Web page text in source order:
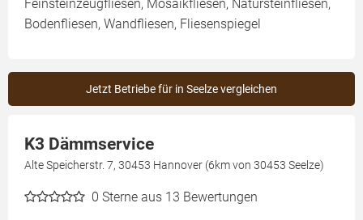
Feinsteinzeugfliesen, Mosaikfliesen, Natursteinfliesen,
Bodenfliesen, Wandfliesen, Fliesenspiegel
Jetzt Betriebe für in Seelze vergleichen
K3 Dämmservice
Alte Speicherstr. 7, 30453 Hannover (6km von 30453 Seelze)
0 Sterne aus 13 Bewertungen